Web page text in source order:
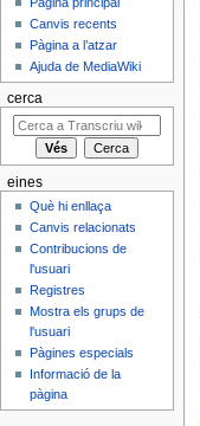
Pàgina principal
Canvis recents
Pàgina a l’atzar
Ajuda de MediaWiki
cerca
eines
Què hi enllaça
Canvis relacionats
Contribucions de
l'usuari
Registres
Mostra els grups de
l'usuari
Pàgines especials
Informació de la
pàgina